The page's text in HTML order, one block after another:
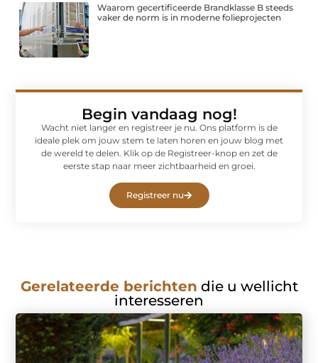
Waarom gecertificeerde Brandklasse B steeds
vaker de norm is in moderne folieprojecten
Begin vandaag nog!
Wacht niet langer en registreer je nu. Ons platform is de
ideale plek om jouw stem te laten horen en jouw blog met
de wereld te delen. Klik op de Registreer-knop en zet de
eerste stap naar meer zichtbaarheid en groei.
Registreer nu
Gerelateerde berichten die u wellicht
interesseren